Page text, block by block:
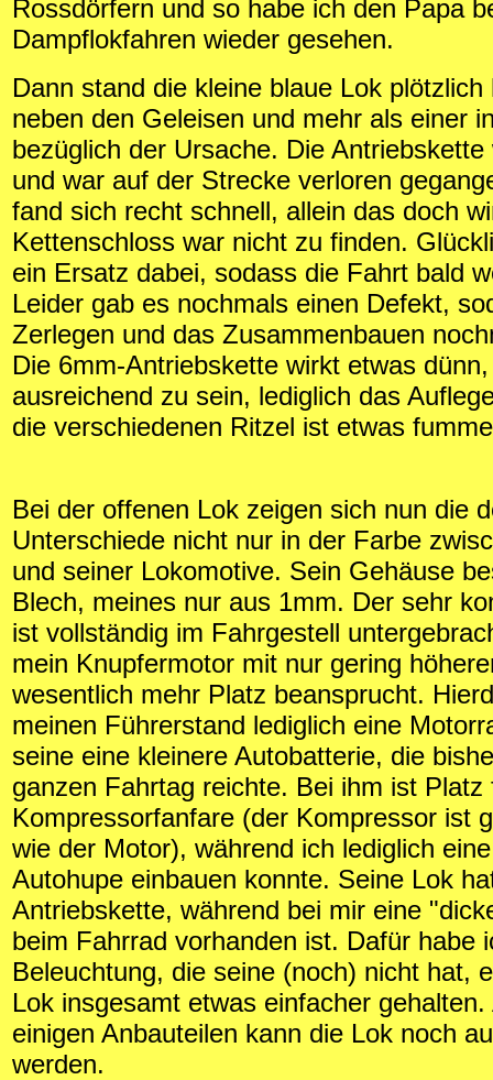
Rossdörfern und so habe ich den Papa
Dampflokfahren wieder gesehen.
Dann stand die kleine blaue Lok plötzlich
neben den Geleisen und mehr als einer
bezüglich der Ursache. Die
und war auf der Strecke verloren
fand sich recht schnell, allein das doch
Kettenschloss war nicht zu finden.
ein Ersatz dabei, sodass die Fahrt bald
Leider gab es nochmals einen Defekt,
Zerlegen und das Zusammenbauen
Die 6mm-Antriebskette wirkt etwas
ausreichend zu sein, lediglich das
die verschiedenen Ritzel ist etwas
Bei der offenen Lok zeigen sich nun die
Unterschiede nicht nur in der Farbe
und seiner Lokomotive. Sein Gehäuse
Blech, meines nur aus 1mm. Der sehr
ist vollständig im Fahrgestell
mein Knupfermotor mit nur gering
wesentlich mehr Platz beansprucht.
meinen Führerstand lediglich eine
seine eine kleinere Autobatterie, die
ganzen Fahrtag reichte. Bei ihm ist Platz
Kompressorfanfare (der Kompressor ist
wie der Motor), während ich lediglich
Autohupe einbauen konnte. Seine Lok
Antriebskette, während bei mir eine
beim Fahrrad vorhanden ist. Dafür habe
Beleuchtung, die seine (noch) nicht hat,
Lok insgesamt etwas einfacher
einigen Anbauteilen kann die Lok noch
werden.